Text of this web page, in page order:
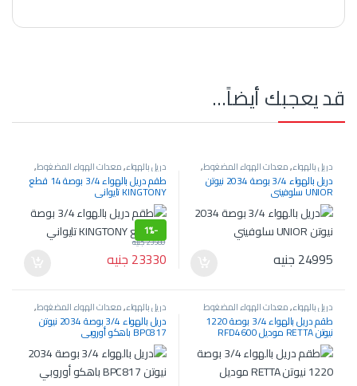
قد يعجبك أيضاً…
دريل بالهواء,معدات الهواء المضغوط,
معدات الورش ومراكز الخدمة دريل بالهواء 3/4 بوصة 2034 نيوتن
UNIOR سلوفيني
24995 جنيه
دريل بالهواء,معدات الهواء المضغوط,
معدات الورش ومراكز الخدمة طقم دريل بالهواء 3/4 بوصة 14 قطع
KINGTONY تايواني
-
1%
23330 جنيه
23580جنيه
دريل بالهواء,معدات الهواء المضغوط
طقم دريل بالهواء 3/4 بوصة 1220
نيوتن RETTA موديل RFD4600
دريل بالهواء,معدات الهواء المضغوط,
معدات الورش ومراكز الخدمة دريل بالهواء 3/4 بوصة 2034 نيوتن
BPC817 باهكو أوروبي